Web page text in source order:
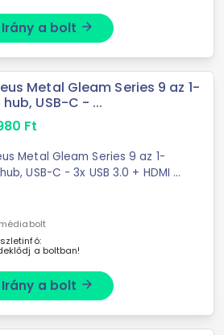
Irány a bolt arrow_forward
Metal Gleam Series 9 az 1-
hub, USB-C - ...
Ft
Metal Gleam Series 9 az 1-
USB-C - 3x USB 3.0 + HDMI +
a boltban!
Irány a bolt arrow_forward